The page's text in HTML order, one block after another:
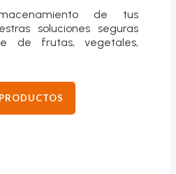
de tus
soluciones seguras
de frutas, vegetales,